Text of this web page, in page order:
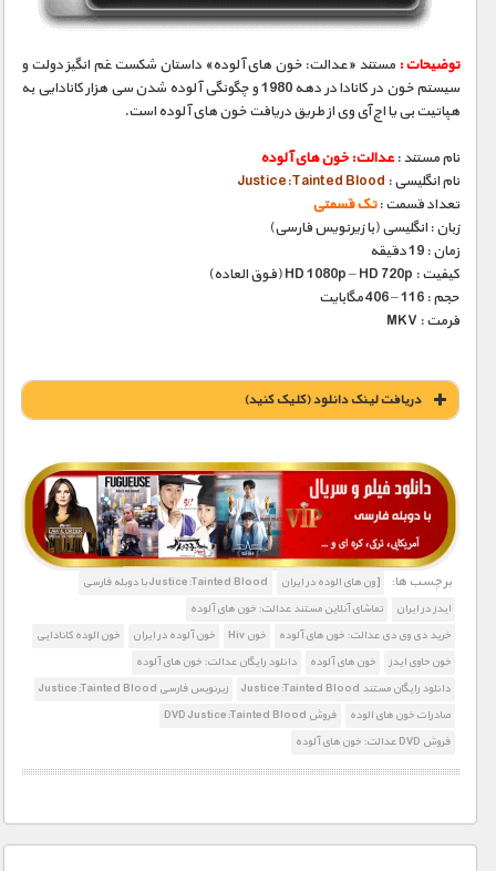
توضیحات : مستند «عدالت: خون های آلوده» داستان شکست غم انگیز دولت و
سیستم خون در کانادا در دهه 1980 و چگونگی آلوده شدن سی هزار کانادایی به
هپاتیت بی یا اچ آی وی از طریق دریافت خون های آلوده است.
نام مستند :عدالت: خون های آلوده
نام انگلیسی : Justice:Tainted Blood
تعداد قسمت :تک قسمتی
زبان : انگلیسی (با زیرنویس فارسی)
زمان : 19 دقیقه
کیفیت : HD 1080p – HD 720p (فوق العاده)
حجم : 116 – 406 مگابایت
فرمت : MKV
دریافت لينک دانلود (کليک کنيد)
1900 تومان – خريد لينک دانلود (افزودن به سبد خريد)
برچسب ها: [ون های الوده در ایران
Justice:Tainted Blood با دوبله فارسی
ایدز در ایران
تماشای آنلاین مستند عدالت: خون های آلوده
خرید دی وی دی عدالت: خون های آلوده
خون Hiv خون آلوده در ایران
خون الوده کانادایی
خون حاوی ایدز
خون های آلوده
دانلود رایگان عدالت: خون های آلوده
دانلود رایگان مستند Justice:Tainted Blood
زیرنویس فارسی Justice:Tainted Blood
صادرات خون های الوده
فروش DVD Justice:Tainted Blood
فروش DVD عدالت: خون های آلوده